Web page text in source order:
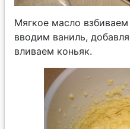
Мягкое масло
вводим ваниль,
вливаем коньяк.